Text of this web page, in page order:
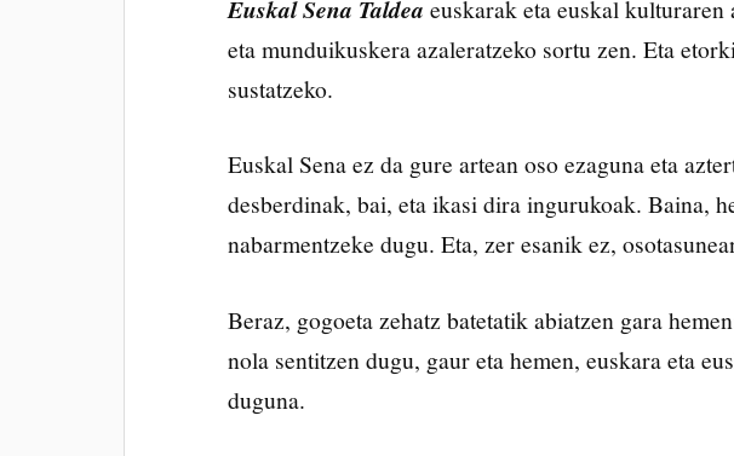
Euskal Sena Taldea euskarak eta euskal kulturaren
eta munduikuskera azaleratzeko sortu zen. Eta
sustatzeko.
Euskal Sena ez da gure artean oso ezaguna eta
desberdinak, bai, eta ikasi dira ingurukoak. Baina,
nabarmentzeke dugu. Eta, zer esanik ez,
Beraz, gogoeta zehatz batetatik abiatzen gara
nola sentitzen dugu, gaur eta hemen, euskara eta
duguna.